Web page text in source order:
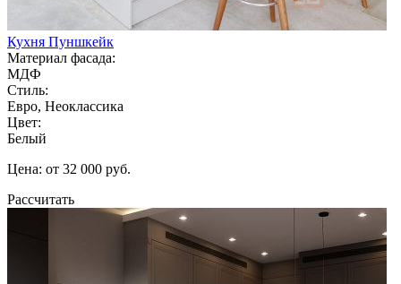
Кухня Пуншкейк
Материал фасада:
МДФ
Стиль:
Евро, Неоклассика
Цвет:
Белый
Цена: от 32 000 руб.
Рассчитать